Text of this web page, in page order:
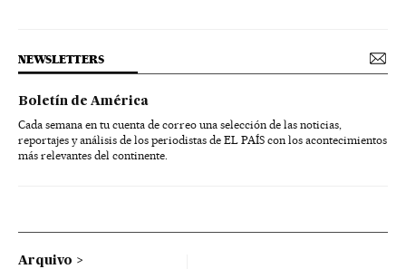
NEWSLETTERS
Boletín de América
Cada semana en tu cuenta de correo una selección de las noticias,
reportajes y análisis de los periodistas de EL PAÍS con los acontecimientos
más relevantes del continente.
Arquivo